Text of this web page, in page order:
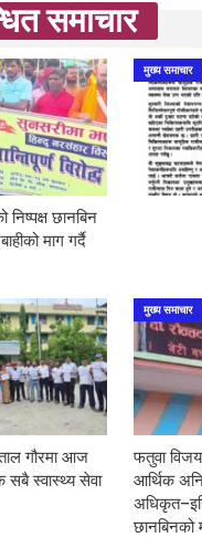
समाचार
छानबिन
माग गर्दै
मुख्य समाचार
गौरमा आज
स्वास्थ्य सेवा
मुख्य समाचार
फतुवा
आर्थिक
छानबिनको